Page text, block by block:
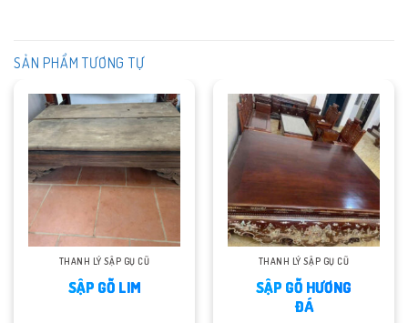
SẢN PHẨM TƯƠNG TỰ
THANH LÝ SẬP GỤ CŨ
SẬP GỖ LIM
THANH LÝ SẬP GỤ CŨ
SẬP GỖ HƯƠNG
ĐÁ